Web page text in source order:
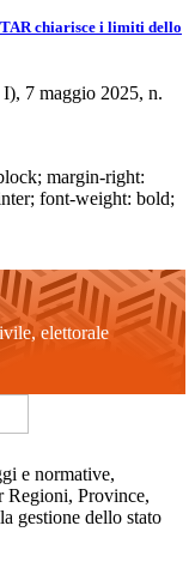
chiarisce i limiti dello
7 maggio 2025, n.
margin-right:
font-weight: bold;
elettorale
e normative,
Regioni, Province,
gestione dello stato